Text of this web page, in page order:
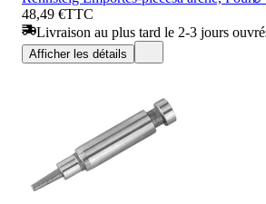
48,49 €TTC
Livraison au plus tard le 2-3 jours
Afficher les détails